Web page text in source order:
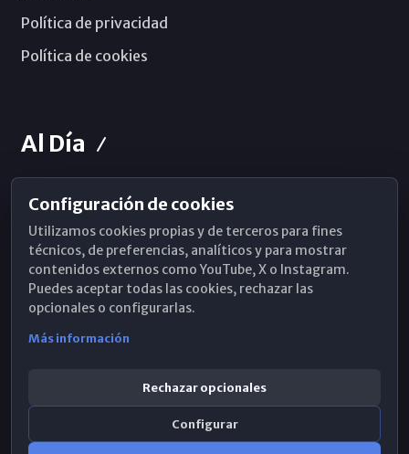
Política de privacidad
Política de cookies
Al Día
Horarios de Misa
Hemeroteca
WhatsApp
Configuración de cookies
Utilizamos cookies propias y de terceros para fines
técnicos, de preferencias, analíticos y para mostrar
contenidos externos como YouTube, X o Instagram.
Puedes aceptar todas las cookies, rechazar las
opcionales o configurarlas.
Más información
Rechazar opcionales
Configurar